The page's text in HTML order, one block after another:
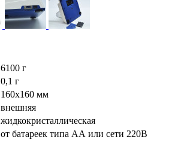
6100 г
0,1 г
160х160 мм
внешняя
жидкокристаллическая
от батареек типа АА или сети 220В